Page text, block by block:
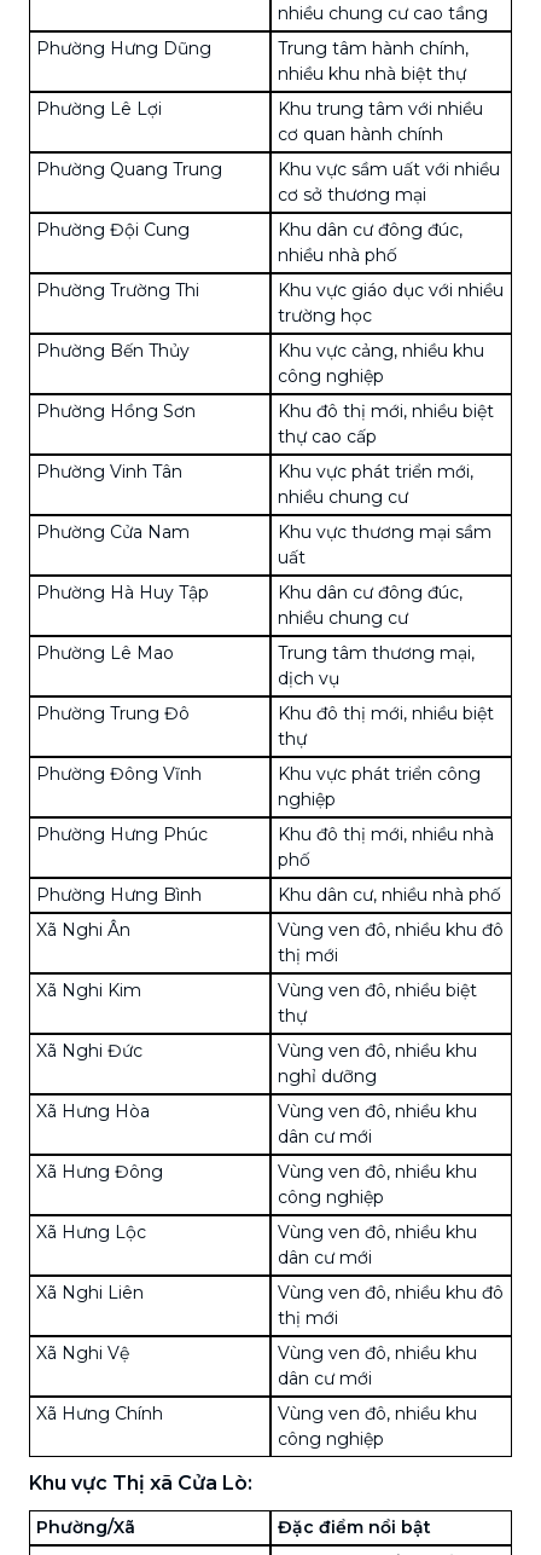
nhiều chung cư cao tầng
Phường Hưng Dũng
Trung tâm hành chính,
nhiều khu nhà biệt thự
Phường Lê Lợi
Khu trung tâm với nhiều
cơ quan hành chính
Phường Quang Trung
Khu vực sầm uất với nhiều
cơ sở thương mại
Phường Đội Cung
Khu dân cư đông đúc,
nhiều nhà phố
Phường Trường Thi
Khu vực giáo dục với nhiều
trường học
Phường Bến Thủy
Khu vực cảng, nhiều khu
công nghiệp
Phường Hồng Sơn
Khu đô thị mới, nhiều biệt
thự cao cấp
Phường Vinh Tân
Khu vực phát triển mới,
nhiều chung cư
Phường Cửa Nam
Khu vực thương mại sầm
uất
Phường Hà Huy Tập
Khu dân cư đông đúc,
nhiều chung cư
Phường Lê Mao
Trung tâm thương mại,
dịch vụ
Phường Trung Đô
Khu đô thị mới, nhiều biệt
thự
Phường Đông Vĩnh
Khu vực phát triển công
nghiệp
Phường Hưng Phúc
Khu đô thị mới, nhiều nhà
phố
Phường Hưng Bình
Khu dân cư, nhiều nhà phố
Xã Nghi Ân
Vùng ven đô, nhiều khu đô
thị mới
Xã Nghi Kim
Vùng ven đô, nhiều biệt
thự
Xã Nghi Đức
Vùng ven đô, nhiều khu
nghỉ dưỡng
Xã Hưng Hòa
Vùng ven đô, nhiều khu
dân cư mới
Xã Hưng Đông
Vùng ven đô, nhiều khu
công nghiệp
Xã Hưng Lộc
Vùng ven đô, nhiều khu
dân cư mới
Xã Nghi Liên
Vùng ven đô, nhiều khu đô
thị mới
Xã Nghi Vệ
Vùng ven đô, nhiều khu
dân cư mới
Xã Hưng Chính
Vùng ven đô, nhiều khu
công nghiệp
Khu vực Thị xã Cửa Lò:
Phường/Xã
Đặc điểm nổi bật